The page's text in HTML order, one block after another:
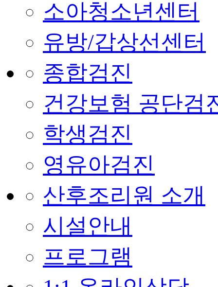
소아청소년센터
유방/갑상선센터
종합검진
건강보험 공단검
학생검진
영유아검진
산후조리원 소개
시설안내
프로그램